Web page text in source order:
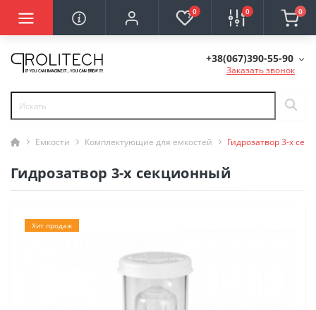
0 0 0
+38(067)390-55-90
Заказать звонок
Емкости Комплектующие для емкостей Гидрозатвор 3-х
Гидрозатвор 3-х секционный
Хит продаж